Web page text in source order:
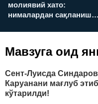
молиявий хато:
нималардан сақланиш
Мавзуга оид
Сент-Луисда
Каруанани мағлуб
кўтарилди!